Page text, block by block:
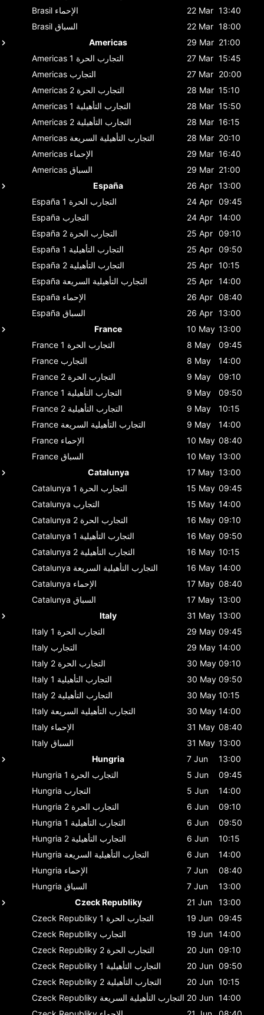
Brasil الإحماء 22 Mar 13:40
Brasil السباق 22 Mar 18:00
Americas
29 Mar 21:00
Americas
التجارب الحرة 1 27 Mar 15:45
Americas التجارب 27 Mar 20:00
Americas
التجارب الحرة 2 28 Mar 15:10
Americas
التجارب التأهيلية 1 28 Mar 15:50
Americas
التجارب التأهيلية 2 28 Mar 16:15
Americas التجارب التأهيلية السريعة 28 Mar 20:10
Americas الإحماء 29 Mar 16:40
Americas السباق 29 Mar 21:00
España
26 Apr 13:00
España
التجارب الحرة 1 24 Apr 09:45
España التجارب 24 Apr 14:00
España
التجارب الحرة 2 25 Apr 09:10
España
التجارب التأهيلية 1 25 Apr 09:50
España
التجارب التأهيلية 2 25 Apr 10:15
España التجارب التأهيلية السريعة 25 Apr 14:00
España الإحماء 26 Apr 08:40
España السباق 26 Apr 13:00
France
10 May 13:00
France
التجارب الحرة 1 8 May
09:45
France التجارب 8 May
14:00
France
التجارب الحرة 2 9 May
09:10
France
التجارب التأهيلية 1 9 May
09:50
France
التجارب التأهيلية 2 9 May
10:15
France التجارب التأهيلية السريعة 9 May
14:00
France الإحماء 10 May 08:40
France السباق 10 May 13:00
Catalunya
17 May 13:00
Catalunya
التجارب الحرة 1 15 May 09:45
Catalunya التجارب 15 May 14:00
Catalunya
التجارب الحرة 2 16 May 09:10
Catalunya
التجارب التأهيلية 1 16 May 09:50
Catalunya
التجارب التأهيلية 2 16 May 10:15
Catalunya التجارب التأهيلية السريعة 16 May 14:00
Catalunya الإحماء 17 May 08:40
Catalunya السباق 17 May 13:00
Italy
31 May 13:00
Italy
التجارب الحرة 1 29 May 09:45
Italy التجارب 29 May 14:00
Italy
التجارب الحرة 2 30 May 09:10
Italy
التجارب التأهيلية 1 30 May 09:50
Italy
التجارب التأهيلية 2 30 May 10:15
Italy التجارب التأهيلية السريعة 30 May 14:00
Italy الإحماء 31 May 08:40
Italy السباق 31 May 13:00
Hungria
7 Jun
13:00
Hungria
التجارب الحرة 1 5 Jun
09:45
Hungria التجارب 5 Jun
14:00
Hungria
التجارب الحرة 2 6 Jun
09:10
Hungria
التجارب التأهيلية 1 6 Jun
09:50
Hungria
التجارب التأهيلية 2 6 Jun
10:15
Hungria التجارب التأهيلية السريعة 6 Jun
14:00
Hungria الإحماء 7 Jun
08:40
Hungria السباق 7 Jun
13:00
Czeck Republiky
21 Jun
13:00
Czeck Republiky
التجارب الحرة 1 19 Jun 09:45
Czeck Republiky التجارب 19 Jun 14:00
Czeck Republiky
التجارب الحرة 2 20 Jun 09:10
Czeck Republiky
التجارب التأهيلية 1 20 Jun 09:50
Czeck Republiky
التجارب التأهيلية 2 20 Jun 10:15
Czeck Republiky التجارب التأهيلية السريعة 20 Jun 14:00